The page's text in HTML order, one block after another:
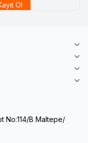
Ol
No:114/B Maltepe/